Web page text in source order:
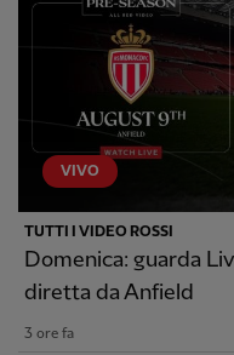
VIVO
TUTTI I VIDEO ROSSI
Domenica: guarda
diretta da Anfield
3 ore fa